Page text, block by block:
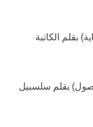
الكاتبة
بقلم سلسبيل